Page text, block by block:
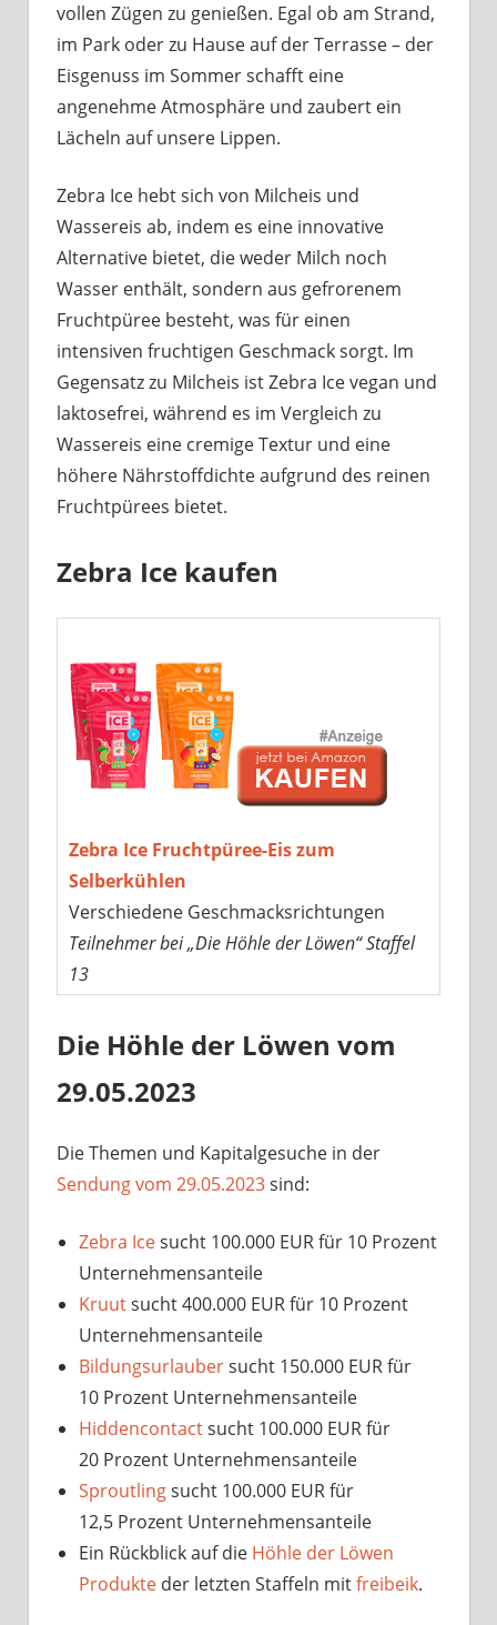
vollen Zügen zu genießen. Egal ob am Strand,
im Park oder zu Hause auf der Terrasse – der
Eisgenuss im Sommer schafft eine
angenehme Atmosphäre und zaubert ein
Lächeln auf unsere Lippen.
Zebra Ice hebt sich von Milcheis und
Wassereis ab, indem es eine innovative
Alternative bietet, die weder Milch noch
Wasser enthält, sondern aus gefrorenem
Fruchtpüree besteht, was für einen
intensiven fruchtigen Geschmack sorgt. Im
Gegensatz zu Milcheis ist Zebra Ice vegan und
laktosefrei, während es im Vergleich zu
Wassereis eine cremige Textur und eine
höhere Nährstoffdichte aufgrund des reinen
Fruchtpürees bietet.
Zebra Ice kaufen
Zebra Ice Fruchtpüree-Eis zum
Selberkühlen
Verschiedene Geschmacksrichtungen
Teilnehmer bei „Die Höhle der Löwen“ Staffel
13
Die Höhle der Löwen vom
29.05.2023
Die Themen und Kapitalgesuche in der
Sendung vom 29.05.2023sind:
Zebra Icesucht 100.000 EUR für 10 Prozent
Unternehmensanteile
Kruutsucht 400.000 EUR für 10 Prozent
Unternehmensanteile
Bildungsurlaubersucht 150.000 EUR für
10 Prozent Unternehmensanteile
Hiddencontactsucht 100.000 EUR für
20 Prozent Unternehmensanteile
Sproutlingsucht 100.000 EUR für
12,5 Prozent Unternehmensanteile
Ein Rückblick auf die Höhle der Löwen
Produkte der letzten Staffeln mitfreibeik.